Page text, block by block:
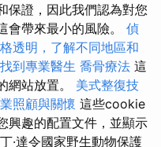
保證，因此我們認為對您
會帶來最小的風險。 偵
透明，了解不同地區和
到專業醫生 喬骨療法 這
網站放置。 美式整復技
照顧與關懷 這些cookie
興趣的配置文件，並顯示
·達令國家野生動物保護